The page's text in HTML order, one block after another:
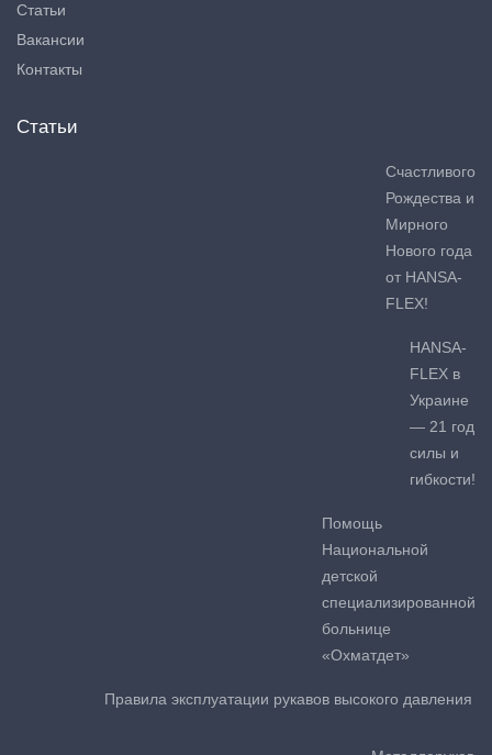
Статьи
Вакансии
Контакты
Статьи
Счастливого
Рождества и
Мирного
Нового года
от HANSA-
FLEX!
HANSA-
FLEX в
Украине
— 21 год
силы и
гибкости!
Помощь
Национальной
детской
специализированной
больнице
«Охматдет»
Правила эксплуатации рукавов высокого давления